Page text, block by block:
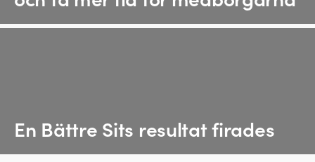
En Bättre Sits resultat firades